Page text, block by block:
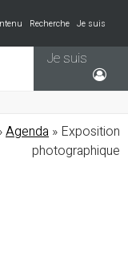
Recherche
Je suis
Je suis
Agenda » Exposition
photographique